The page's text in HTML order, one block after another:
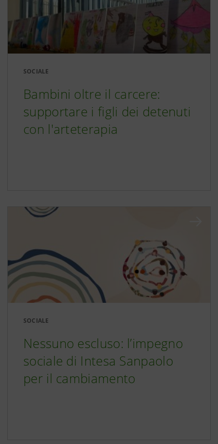
SOCIALE
Bambini oltre il carcere:
supportare i figli dei detenuti
con l'arteterapia
SOCIALE
Nessuno escluso: l’impegno
sociale di Intesa Sanpaolo
per il cambiamento